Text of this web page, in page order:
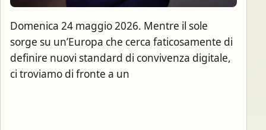
Domenica 24 maggio 2026. Mentre il sole
sorge su un’Europa che cerca faticosamente di
definire nuovi standard di convivenza digitale,
ci troviamo di fronte a un